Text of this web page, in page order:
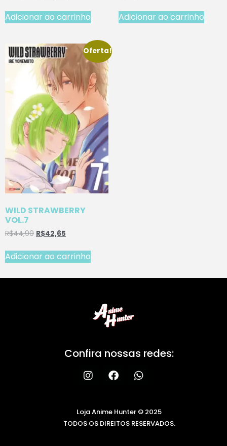
Adicionar ao carrinho Adicionar ao carrinho
Oferta!
WILD STRAWBERRY
VOL.7
R$44,90 R$42,65
Adicionar ao carrinho
Confira nossas redes:
Loja Anime Hunter © 2025
TODOS OS DIREITOS RESERVADOS.